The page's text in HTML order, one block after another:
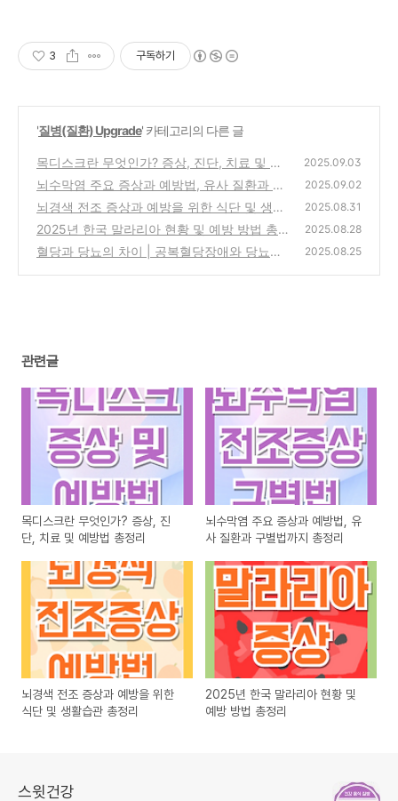
3 구독하기
'질병(질환) Upgrade' 카테고리의 다른 글
목디스크란 무엇인가? 증상, 진단, 치료 및 예
방법 총정리
(0)
2025.09.03
뇌수막염 주요 증상과 예방법, 유사 질환과 구
별법까지 총정리
(0)
2025.09.02
뇌경색 전조 증상과 예방을 위한 식단 및 생활
습관 총정리
(0)
2025.08.31
2025년 한국 말라리아 현황 및 예방 방법 총정
리
(1)
2025.08.28
혈당과 당뇨의 차이 | 공복혈당장애와 당뇨병
2025.08.25
관련글
목디스크란 무엇인가? 증상, 진
단, 치료 및 예방법 총정리
뇌수막염 주요 증상과 예방법, 유
사 질환과 구별법까지 총정리
뇌경색 전조 증상과 예방을 위한
식단 및 생활습관 총정리
2025년 한국 말라리아 현황 및
예방 방법 총정리
스윗건강